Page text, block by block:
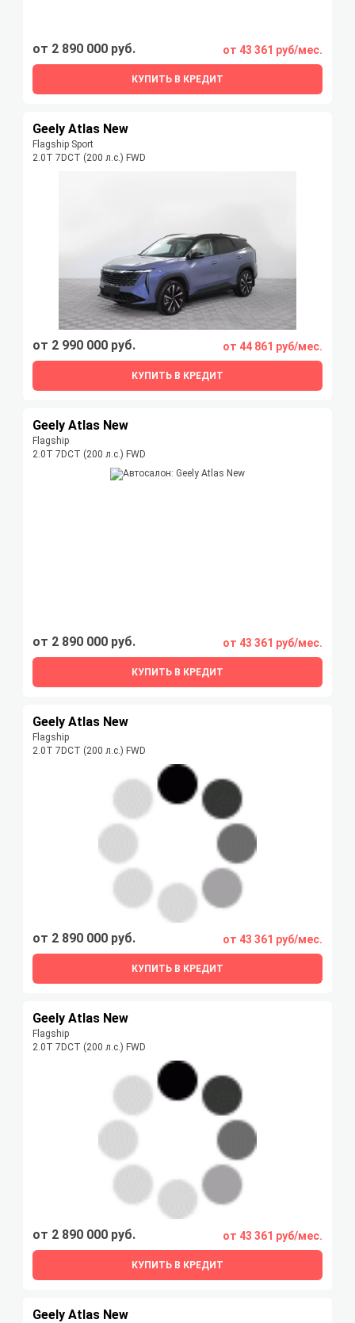
от 2 890 000 руб. от 43 361 руб/мес.
КУПИТЬ В КРЕДИТ
Geely Atlas New
Flagship Sport
2.0T 7DCT (200 л.с.) FWD
от 2 990 000 руб. от 44 861 руб/мес.
КУПИТЬ В КРЕДИТ
Geely Atlas New
Flagship
2.0T 7DCT (200 л.с.) FWD
от 2 890 000 руб. от 43 361 руб/мес.
КУПИТЬ В КРЕДИТ
Geely Atlas New
Flagship
2.0T 7DCT (200 л.с.) FWD
от 2 890 000 руб. от 43 361 руб/мес.
КУПИТЬ В КРЕДИТ
Geely Atlas New
Flagship
2.0T 7DCT (200 л.с.) FWD
от 2 890 000 руб. от 43 361 руб/мес.
КУПИТЬ В КРЕДИТ
Geely Atlas New